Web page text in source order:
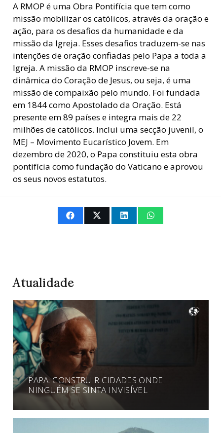
A RMOP é uma Obra Pontifícia que tem como
missão mobilizar os católicos, através da oração e
ação, para os desafios da humanidade e da
missão da Igreja. Esses desafios traduzem-se nas
intenções de oração confiadas pelo Papa a toda a
Igreja. A missão da RMOP inscreve-se na
dinâmica do Coração de Jesus, ou seja, é uma
missão de compaixão pelo mundo. Foi fundada
em 1844 como Apostolado da Oração. Está
presente em 89 países e integra mais de 22
milhões de católicos. Inclui uma secção juvenil, o
MEJ – Movimento Eucarístico Jovem. Em
dezembro de 2020, o Papa constituiu esta obra
pontifícia como fundação do Vaticano e aprovou
os seus novos estatutos.
Atualidade
PAPA: CONSTRUIR CIDADES ONDE
NINGUÉM SE SINTA INVISÍVEL